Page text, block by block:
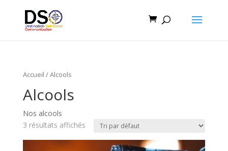
Accueil / Alcools
Alcools
Nos alcools
3 résultats affichés